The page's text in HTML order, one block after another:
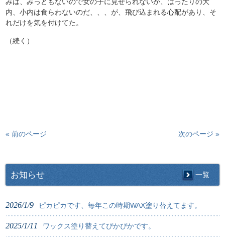
内、小内は食らわないのだ、、、が、飛び込まれる心配があり、そ
れだけを気を付けてた。
（続く）
« 前のページ 次のページ »
お知らせ 一覧
2026/1/9 ピカピカです、毎年この時期WAX塗り替えてます。
2025/1/11 ワックス塗り替えてぴかぴかです。